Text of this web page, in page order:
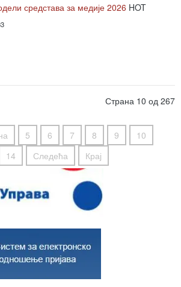
средстава за медије 2026 HOT
Страна 10 од 267
5 6 7 8 9
10
14 Следећа Крај